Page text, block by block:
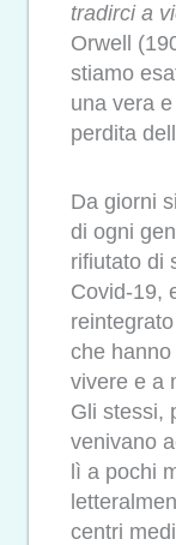
tradirci a
Orwell
stiamo
una vera
perdita
Da giorni
di ogni
rifiutato di
Covid-19,
che
vivere e a
Gli stessi,
venivano
lì a pochi
centri